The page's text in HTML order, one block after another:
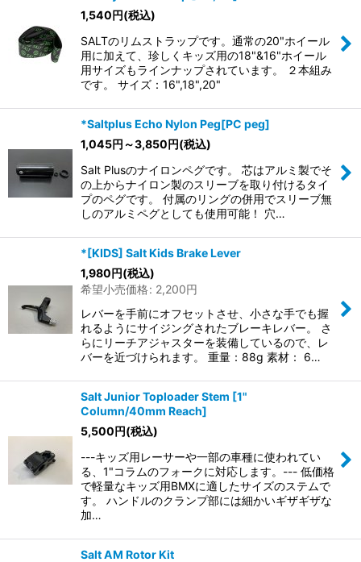
1,540円(税込)
SALTのリムストラップです。通常の20"ホイール
用に加えて、珍しくキッズ用の18"&16"ホイール
用サイズもラインナップされています。 ２本組み
です。 サイズ：16",18",20"
*Saltplus Echo Nylon Peg[PC peg]
1,045円 ～3,850円(税込)
Salt Plusのナイロンペグです。 芯はアルミ製でそ
の上からナイロン製のスリーブを取り付けるタイ
プのペグです。 付属のリングの併用でスリーブ無
しのアルミペグとしても使用可能！ 穴…
*[KIDS] Salt Kids Brake Lever
1,980円(税込)
希望小売価格: 2,200円
レバーを手前にオフセットさせ、小さな手でも握
れるようにサイジングされたブレーキレバー。 さ
らにリーチアジャスターを装備しているので、レ
バーを近づけられます。 重量：88g 素材： 6…
Salt Junior Toploader Stem [1"
Column/40mm Reach]
5,500円(税込)
---キッズ用レーサーや一部の車種に使われてい
る、1"コラムのフォークに対応します。--- 低価格
で軽量なキッズ用BMXに適したサイズのステムで
す。 ハンドルのクランプ部には細かいギザギザな
加…
Salt AM Rotor Kit